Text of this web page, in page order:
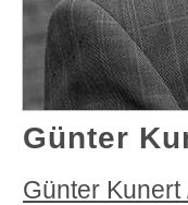
Günter
Günter